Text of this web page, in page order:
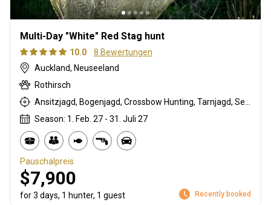
Multi-Day "White" Red Stag hunt
10.0
8 Bewertungen
Auckland, Neuseeland
Rothirsch
Ansitzjagd, Bogenjagd, Crossbow Hunting, Tarnjagd, Selektionsjagd, Büchsenjagd, Pirschjagd
Season: 1. Feb. 27 - 31. Juli 27
Pauschalpreis
$7,900
for 3 days, 1 hunter, 1 guest Recently booked